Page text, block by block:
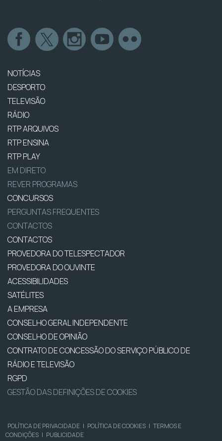
NOTÍCIAS
DESPORTO
TELEVISÃO
RÁDIO
RTP ARQUIVOS
RTP ENSINA
RTP PLAY
EM DIRETO
REVER PROGRAMAS
CONCURSOS
PERGUNTAS FREQUENTES
CONTACTOS
CONTACTOS
PROVEDORA DO TELESPECTADOR
PROVEDORA DO OUVINTE
ACESSIBILIDADES
SATÉLITES
A EMPRESA
CONSELHO GERAL INDEPENDENTE
CONSELHO DE OPINIÃO
CONTRATO DE CONCESSÃO DO SERVIÇO PÚBLICO DE
RÁDIO E TELEVISÃO
RGPD
GESTÃO DAS DEFINIÇÕES DE COOKIES
POLÍTICA DE PRIVACIDADE | POLÍTICA DE COOKIES | TERMOS E
CONDIÇÕES | PUBLICIDADE